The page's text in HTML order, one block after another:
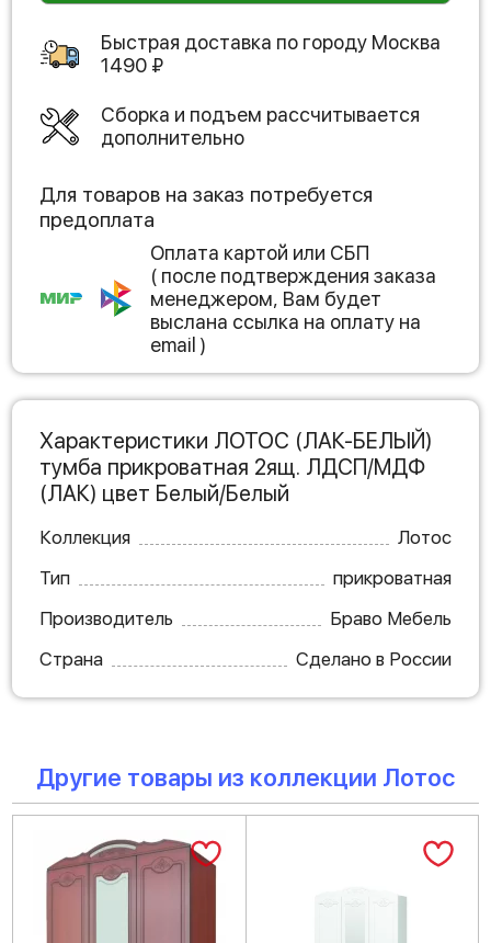
Быстрая доставка по городу Москва
1490 ₽
Сборка и подъем рассчитывается
дополнительно
Для товаров на заказ потребуется
предоплата
Оплата картой или СБП
( после подтверждения заказа
менеджером, Вам будет
выслана ссылка на оплату на
email )
Характеристики ЛОТОС (ЛАК-БЕЛЫЙ)
тумба прикроватная 2ящ. ЛДСП/МДФ
(ЛАК) цвет Белый/Белый
Коллекция
Лотос
Тип
прикроватная
Производитель
Браво Мебель
Страна
Сделано в России
Другие товары из коллекции Лотос